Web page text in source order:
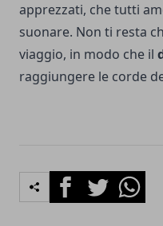
apprezzati, che tutti
suonare. Non ti resta
viaggio, in modo che il
raggiungere le corde
FacebookTwitter